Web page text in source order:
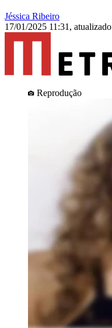
Jéssica Ribeiro
17/01/2025 11:31 , atualizado
Reprodução